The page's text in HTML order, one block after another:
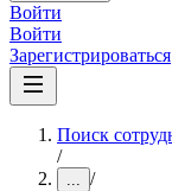
Войти
Войти
Зарегистрироваться
Поиск
/
... /